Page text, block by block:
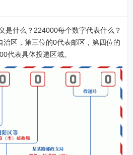
是什么？224000每个数字代表什么？
区，第三位的0代表邮区，第四位的
代表具体投递区域。